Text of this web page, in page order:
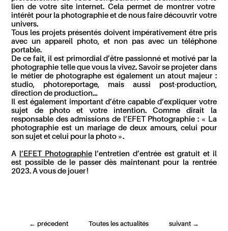
lien de votre site internet. Cela permet de montrervotre
intérêt pour la photographie etde nous fairedécouvrir votre
univers.
Tous les projets présentés doivent impérativement être pris
avec un appareil photo, et non pas avec un téléphone
portable.
De ce fait, il est primordiald’être passionné et motivé par la
photographie telle que vous la vivez. Savoir se projeter dans
le métier de photographe estégalement un atout majeur :
studio, photoreportage, mais aussi post-production,
direction de production…
Il est également important d’être capable d’expliquer votre
sujet de photo et votre intention.Comme dirait la
responsable des admissions de l’EFETPhotographie : « La
photographie est un mariage de deux amours, celui pour
son sujet et celui pour la photo ».
A l’EFET Photographie l’entretiend’entrée est gratuit et il
est possible de le passer dès maintenant pour la rentrée
2023.A vous de jouer !
← précedent Toutes les actualités suivant →